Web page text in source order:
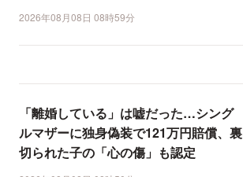
2026年08月08日 08時59分
「離婚している」は嘘だった…シング
ルマザーに独身偽装で121万円賠償、裏
切られた子の「心の傷」も認定